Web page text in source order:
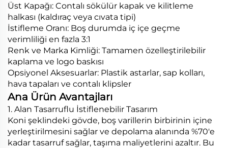
Üst Kapağı: Contalı sökülür kapak ve kilitleme
halkası (kaldıraç veya cıvata tipi)
İstifleme Oranı: Boş durumda iç içe geçme
verimliliği en fazla 3:1
Renk ve Marka Kimliği: Tamamen özelleştirilebilir
kaplama ve logo baskısı
Opsiyonel Aksesuarlar: Plastik astarlar, sap kolları,
hava tapaları ve contalı klipsler
Ana Ürün Avantajları
1. Alan Tasarruflu İstiflenebilir Tasarım
Koni şeklindeki gövde, boş varillerin birbirinin içine
yerleştirilmesini sağlar ve depolama alanında %70'e
kadar tasarruf sağlar, taşıma maliyetlerini azaltır. Bu